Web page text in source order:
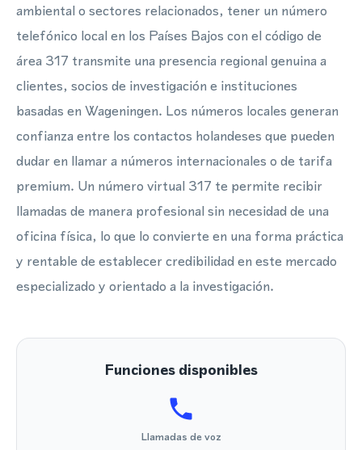
ambiental o sectores relacionados, tener un número
telefónico local en los Países Bajos con el código de
área 317 transmite una presencia regional genuina a
clientes, socios de investigación e instituciones
basadas en Wageningen. Los números locales generan
confianza entre los contactos holandeses que pueden
dudar en llamar a números internacionales o de tarifa
premium. Un número virtual 317 te permite recibir
llamadas de manera profesional sin necesidad de una
oficina física, lo que lo convierte en una forma práctica
y rentable de establecer credibilidad en este mercado
especializado y orientado a la investigación.
Funciones disponibles
Llamadas de voz